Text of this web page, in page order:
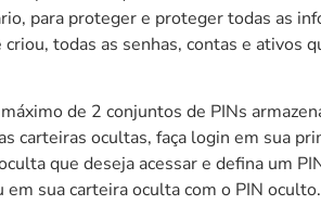
para proteger e proteger todas as
todas as senhas, contas e
de 2 conjuntos de PINs
carteiras ocultas, faça login em sua
que deseja acessar e defina um
sua carteira oculta com o PIN oculto.